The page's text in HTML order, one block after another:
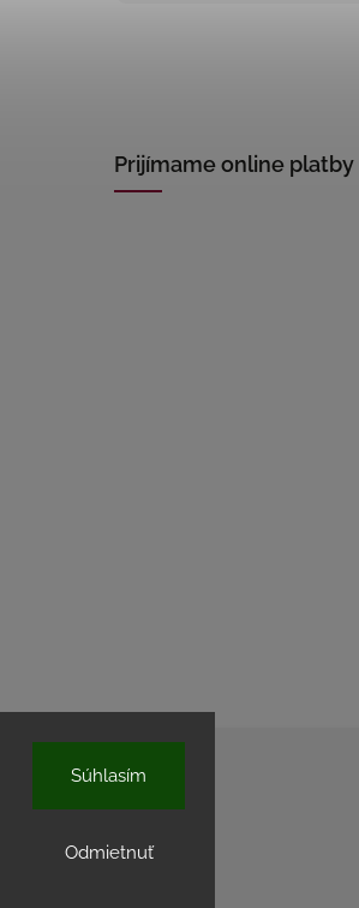
Odmietnuť
Súhlasím
Prijímame online platby
.